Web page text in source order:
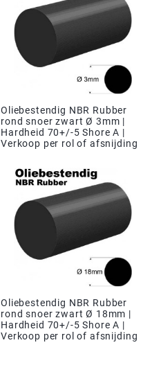
Oliebestendig NBR Rubber
rond snoer zwart Ø 3mm |
Hardheid 70+/-5 Shore A |
Verkoop per rol of afsnijding
Oliebestendig NBR Rubber
rond snoer zwart Ø 18mm |
Hardheid 70+/-5 Shore A |
Verkoop per rol of afsnijding